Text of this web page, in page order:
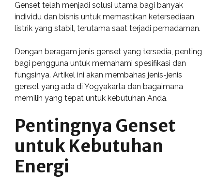
Genset telah menjadi solusi utama bagi banyak
individu dan bisnis untuk memastikan ketersediaan
listrik yang stabil, terutama saat terjadi pemadaman.
Dengan beragam jenis genset yang tersedia, penting
bagi pengguna untuk memahami spesifikasi dan
fungsinya. Artikel ini akan membahas jenis-jenis
genset yang ada di Yogyakarta dan bagaimana
memilih yang tepat untuk kebutuhan Anda.
Pentingnya Genset
untuk Kebutuhan
Energi